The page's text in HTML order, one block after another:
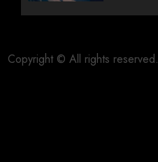
Copyright © All rights reserved.